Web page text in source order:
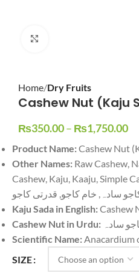
Home Dry Fruits
₨350.00– ₨1,750.00
Product Name:
Other Names: Raw Cashew,
Cashew, Kaju, Kaaju, Simple
سادہ, خام کاجو, قدرتی کاجو
Kaju Sada in English:Cashew
Cashew Nut in Urdu:
سادہ
Scientific Name:Anacardium
SIZE